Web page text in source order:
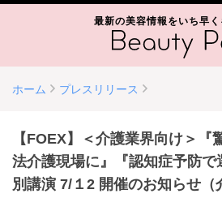
最新の美容情報をいち早く
ホーム プレスリリース
【FOEX】＜介護業界向け＞『
法介護現場に』『認知症予防
別講演 7/１2 開催のお知らせ（